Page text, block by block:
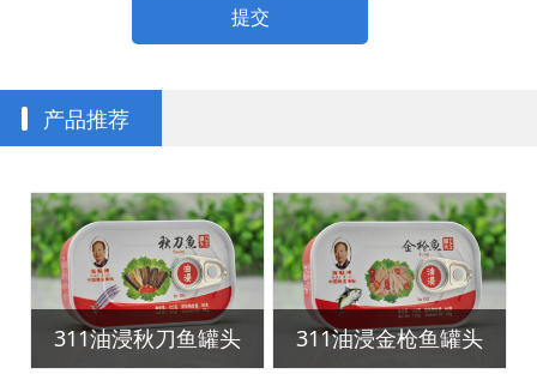
提交
产品推荐
311油浸秋刀鱼罐头 311油浸金枪鱼罐头